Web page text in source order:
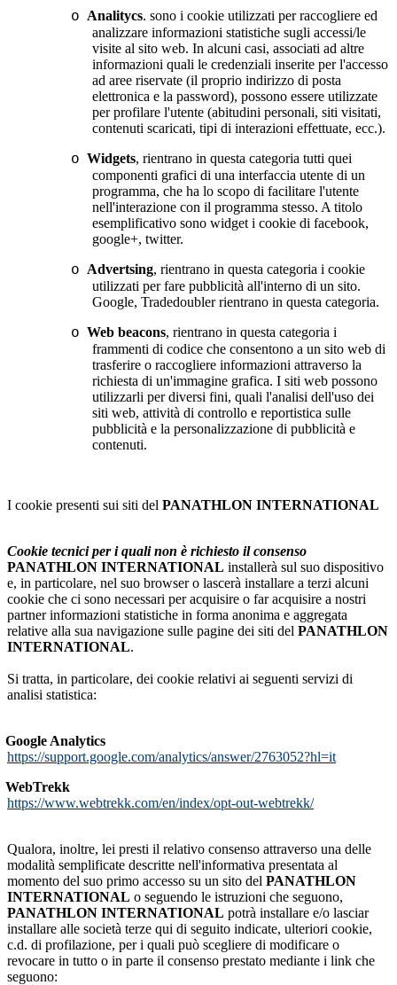
o Analitycs. sono i cookie utilizzati per raccogliere ed
analizzare informazioni statistiche sugli accessi/le
visite al sito web. In alcuni casi, associati ad altre
informazioni quali le credenziali inserite per l'accesso
ad aree riservate (il proprio indirizzo di posta
elettronica e la password), possono essere utilizzate
per profilare l'utente (abitudini personali, siti visitati,
contenuti scaricati, tipi di interazioni effettuate, ecc.).
o Widgets, rientrano in questa categoria tutti quei
componenti grafici di una interfaccia utente di un
programma, che ha lo scopo di facilitare l'utente
nell'interazione con il programma stesso. A titolo
esemplificativo sono widget i cookie di facebook,
google+, twitter.
o Advertsing, rientrano in questa categoria i cookie
utilizzati per fare pubblicità all'interno di un sito.
Google, Tradedoubler rientrano in questa categoria.
o Web beacons, rientrano in questa categoria i
frammenti di codice che consentono a un sito web di
trasferire o raccogliere informazioni attraverso la
richiesta di un'immagine grafica. I siti web possono
utilizzarli per diversi fini, quali l'analisi dell'uso dei
siti web, attività di controllo e reportistica sulle
pubblicità e la personalizzazione di pubblicità e
contenuti.
I cookie presenti sui siti del PANATHLON INTERNATIONAL
Cookie tecnici per i quali non è richiesto il consenso
PANATHLON INTERNATIONAL installerà sul suo dispositivo
e, in particolare, nel suo browser o lascerà installare a terzi alcuni
cookie che ci sono necessari per acquisire o far acquisire a nostri
partner informazioni statistiche in forma anonima e aggregata
relative alla sua navigazione sulle pagine dei siti del PANATHLON
INTERNATIONAL.
Si tratta, in particolare, dei cookie relativi ai seguenti servizi di
analisi statistica:
Google Analytics
https://support.google.com/analytics/answer/2763052?hl=it
WebTrekk
https://www.webtrekk.com/en/index/opt-out-webtrekk/
Qualora, inoltre, lei presti il relativo consenso attraverso una delle
modalità semplificate descritte nell'informativa presentata al
momento del suo primo accesso su un sito del PANATHLON
INTERNATIONAL o seguendo le istruzioni che seguono,
PANATHLON INTERNATIONAL potrà installare e/o lasciar
installare alle società terze qui di seguito indicate, ulteriori cookie,
c.d. di profilazione, per i quali può scegliere di modificare o
revocare in tutto o in parte il consenso prestato mediante i link che
seguono: